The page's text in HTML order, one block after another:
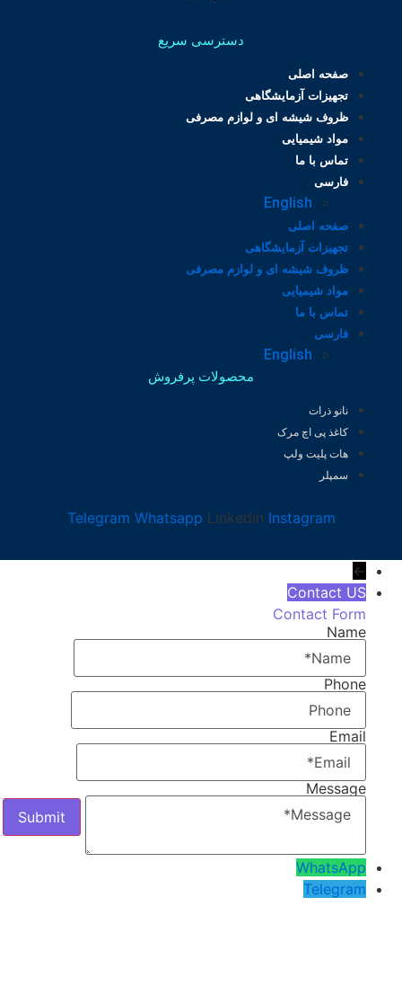
دسترسی سریع
صفحه اصلی
تجهیزات آزمایشگاهی
ظروف شیشه ای و لوازم مصرفی
مواد شیمیایی
تماس با ما
فارسی
English
صفحه اصلی
تجهیزات آزمایشگاهی
ظروف شیشه ای و لوازم مصرفی
مواد شیمیایی
تماس با ما
فارسی
English
محصولات پرفروش
نانو ذرات
کاغذ پی اچ مرک
هات پلیت ولپ
سمپلر
Telegram Whatsapp Linkedin Instagram
←
Contact US
Contact Form
Name
Phone
Email
Message
WhatsApp
Telegram